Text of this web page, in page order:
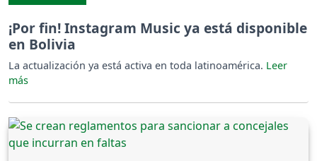
¡Por fin! Instagram Music ya está disponible
en Bolivia
La actualización ya está activa en toda latinoamérica.